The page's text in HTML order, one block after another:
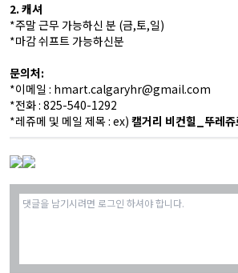
2. 캐셔
*주말 근무 가능하신 분 (금,토,일)
*마감 쉬프트 가능하신분
문의처:
*이메일 : hmart.calgaryhr@gmail.com
*전화 : 825-540-1292
*레쥬메 및 메일 제목 : ex) 캘거리 비컨힐_뚜레